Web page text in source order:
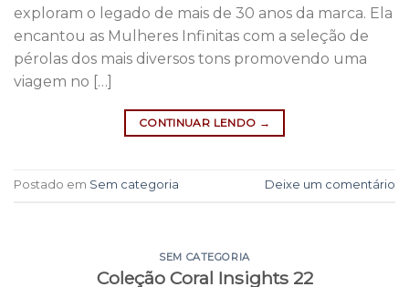
exploram o legado de mais de 30 anos da marca. Ela
encantou as Mulheres Infinitas com a seleção de
pérolas dos mais diversos tons promovendo uma
viagem no […]
CONTINUAR LENDO →
Postado em Sem categoria Deixe um comentário
SEM CATEGORIA
Coleção Coral Insights 22